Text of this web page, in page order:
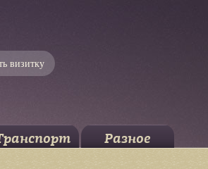
визитку
Разное